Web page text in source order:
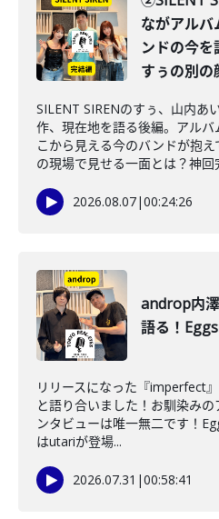
ながアルバ
ンドの今
すぅの別の
SILENT SIRENのすぅ、山内あ
作、現在地を語る後編。アル
こから見える今のバンドが抱
の現場で見せる一面とは？神回
2026.08.07|00:24:26
androp内
語る！
リリースになった『imperfect
と語り合いました！お馴染み
ンタビューは唯一無二です！
はutariが登場...
2026.07.31 |00:58:41